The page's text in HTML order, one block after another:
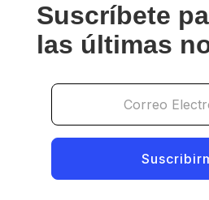
Suscríbete
las últimas